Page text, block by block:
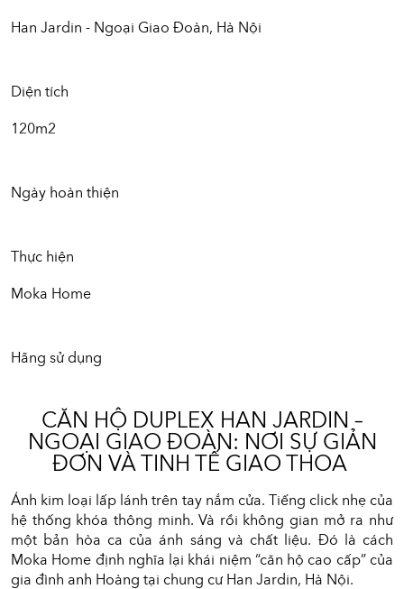
Han Jardin - Ngoại Giao Đoàn, Hà Nội
Diện tích
120m2
Ngày hoàn thiện
Thực hiện
Moka Home
Hãng sử dụng
CĂN HỘ DUPLEX HAN JARDIN –
NGOẠI GIAO ĐOÀN: NƠI SỰ GIẢN
ĐƠN VÀ TINH TẾ GIAO THOA
Ánh kim loại lấp lánh trên tay nắm cửa. Tiếng click nhẹ của
hệ thống khóa thông minh. Và rồi không gian mở ra như
một bản hòa ca của ánh sáng và chất liệu. Đó là cách
Moka Home định nghĩa lại khái niệm “căn hộ cao cấp” của
gia đình anh Hoàng tại chung cư Han Jardin, Hà Nội.